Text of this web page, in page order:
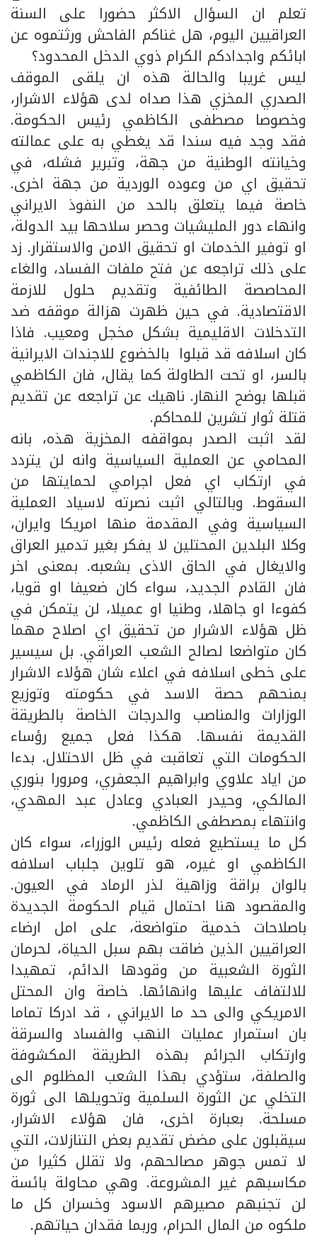
تعلم ان السؤال الاكثر حضورا على السنة
العراقيين اليوم، هل غناكم الفاحش ورثتموه عن
ابائكم واجدادكم الكرام ذوي الدخل المحدود؟
ليس غريبا والحالة هذه ان يلقى الموقف
الصدري المخزي هذا صداه لدى هؤلاء الاشرار،
وخصوصا مصطفى الكاظمي رئيس الحكومة.
فقد وجد فيه سندا قد يغطي به على عمالته
وخيانته الوطنية من جهة، وتبرير فشله، في
تحقيق اي من وعوده الوردية من جهة اخرى.
خاصة فيما يتعلق بالحد من النفوذ الايراني
وانهاء دور المليشيات وحصر سلاحها بيد الدولة،
او توفير الخدمات او تحقيق الامن والاستقرار. زد
على ذلك تراجعه عن فتح ملفات الفساد، والغاء
المحاصصة الطائفية وتقديم حلول للازمة
الاقتصادية. في حين ظهرت هزالة موقفه ضد
التدخلات الاقليمية بشكل مخجل ومعيب. فاذا
كان اسلافه قد قبلوا بالخضوع للاجندات الايرانية
بالسر، او تحت الطاولة كما يقال، فان الكاظمي
قبلها بوضح النهار. ناهيك عن تراجعه عن تقديم
قتلة ثوار تشرين للمحاكم.
لقد اثبت الصدر بمواقفه المخزية هذه، بانه
المحامي عن العملية السياسية وانه لن يتردد
في ارتكاب اي فعل اجرامي لحمايتها من
السقوط. وبالتالي اثبت نصرته لاسياد العملية
السياسية وفي المقدمة منها امريكا وايران،
وكلا البلدين المحتلين لا يفكر بغير تدمير العراق
والايغال في الحاق الاذى بشعبه. بمعنى اخر
فان القادم الجديد، سواء كان ضعيفا او قويا،
كفوءا او جاهلا، وطنيا او عميلا، لن يتمكن في
ظل هؤلاء الاشرار من تحقيق اي اصلاح مهما
كان متواضعا لصالح الشعب العراقي. بل سيسير
على خطى اسلافه في اعلاء شان هؤلاء الاشرار
بمنحهم حصة الاسد في حكومته وتوزيع
الوزارات والمناصب والدرجات الخاصة بالطريقة
القديمة نفسها. هكذا فعل جميع رؤساء
الحكومات التي تعاقبت في ظل الاحتلال. بدءا
من اياد علاوي وابراهيم الجعفري، ومرورا بنوري
المالكي، وحيدر العبادي وعادل عبد المهدي،
وانتهاء بمصطفى الكاظمي.
كل ما يستطيع فعله رئيس الوزراء، سواء كان
الكاظمي او غيره، هو تلوين جلباب اسلافه
بالوان براقة وزاهية لذر الرماد في العيون.
والمقصود هنا احتمال قيام الحكومة الجديدة
باصلاحات خدمية متواضعة، على امل ارضاء
العراقيين الذين ضاقت بهم سبل الحياة، لحرمان
الثورة الشعبية من وقودها الدائم، تمهيدا
للالتفاف عليها وانهائها. خاصة وان المحتل
الامريكي والى حد ما الايراني ، قد ادركا تماما
بان استمرار عمليات النهب والفساد والسرقة
وارتكاب الجرائم بهذه الطريقة المكشوفة
والصلفة، ستؤدي بهذا الشعب المظلوم الى
التخلي عن الثورة السلمية وتحويلها الى ثورة
مسلحة. بعبارة اخرى، فان هؤلاء الاشرار،
سيقبلون على مضض تقديم بعض التنازلات، التي
لا تمس جوهر مصالحهم، ولا تقلل كثيرا من
مكاسبهم غير المشروعة. وهي محاولة بائسة
لن تجنبهم مصيرهم الاسود وخسران كل ما
ملكوه من المال الحرام، وربما فقدان حياتهم.